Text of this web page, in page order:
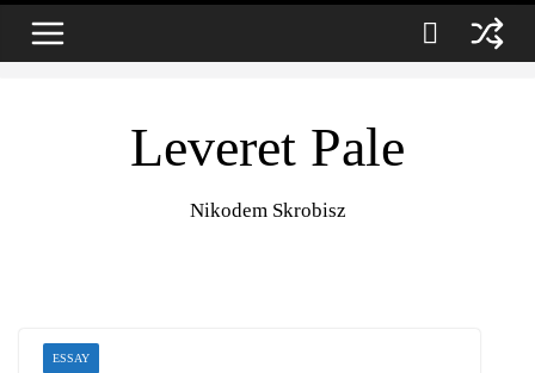
Inhalt
Leveret Pale
Nikodem Skrobisz
ESSAY